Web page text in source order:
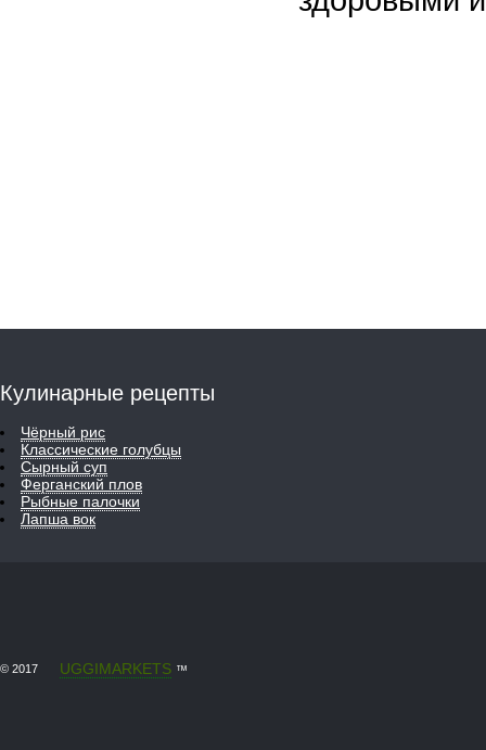
Кулинарные рецепты
Чёрный рис
Классические голубцы
Сырный суп
Ферганский плов
Рыбные палочки
Лапша вок
© 2017 UGGIMARKETS ™